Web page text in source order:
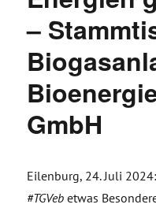
–
GmbH
Eilenburg, 24. Juli
#TGVeb etwas